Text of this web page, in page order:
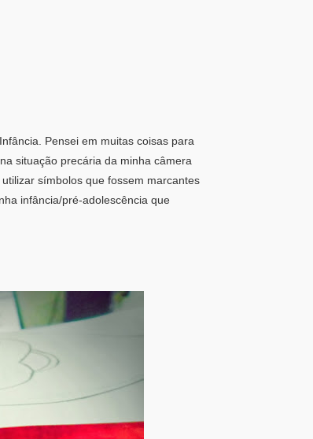
Pensei em muitas coisas para
situação precária da minha câmera
símbolos que fossem marcantes
infância/pré-adolescência que